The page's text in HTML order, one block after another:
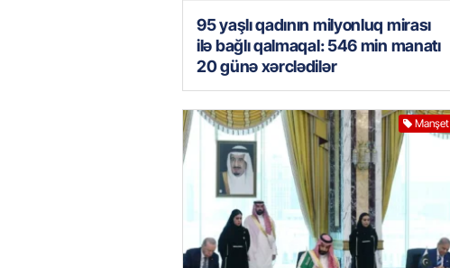
95 yaşlı qadının milyonluq mirası
ilə bağlı qalmaqal: 546 min manatı
20 günə xərclədilər
Manşet